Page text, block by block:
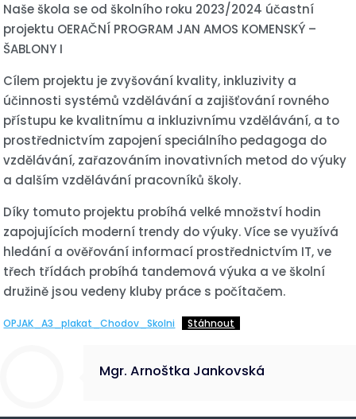
Naše škola se od školního roku 2023/2024 účastní
projektu OERAČNÍ PROGRAM JAN AMOS KOMENSKÝ –
ŠABLONY I
Cílem projektu je zvyšování kvality, inkluzivity a
účinnosti systémů vzdělávání a zajišťování rovného
přístupu ke kvalitnímu a inkluzivnímu vzdělávání, a to
prostřednictvím zapojení speciálního pedagoga do
vzdělávání, zařazováním inovativních metod do výuky
a dalším vzdělávání pracovníků školy.
Díky tomuto projektu probíhá velké množství hodin
zapojujících moderní trendy do výuky. Více se využívá
hledání a ověřování informací prostřednictvím IT, ve
třech třídách probíhá tandemová výuka a ve školní
družině jsou vedeny kluby práce s počítačem.
OPJAK_A3_plakat_Chodov_Skolni Stáhnout
Mgr. Arnoštka Jankovská